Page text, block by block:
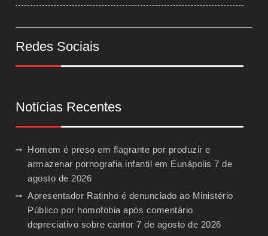
Redes Sociais
Notícias Recentes
Homem é preso em flagrante por produzir e
armazenar pornografia infantil em Eunápolis 7 de
agosto de 2026
Apresentador Ratinho é denunciado ao Ministério
Público por homofobia após comentário
depreciativo sobre cantor 7 de agosto de 2026